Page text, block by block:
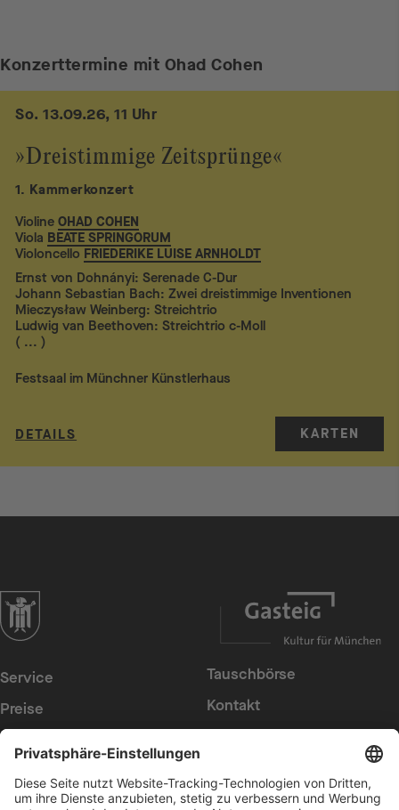
Konzerttermine mit Ohad Cohen
»Dreistimmige Zeitsprünge«
1. Kammerkonzert
So. 13.09.26, 11 Uhr
Violine OHAD COHEN
Viola BEATE SPRINGORUM
Violoncello FRIEDERIKE LUISE ARNHOLDT
Ernst von Dohnányi: Serenade C-Dur
Johann Sebastian Bach: Zwei dreistimmige Inventionen
Mieczysław Weinberg: Streichtrio
Ludwig van Beethoven: Streichtrio c-Moll
( ... )
Festsaal im Münchner Künstlerhaus
DETAILS KARTEN
zur Website der Landeshauptstadt München
Service
Preise
Konzerte
Tauschbörse
Kontakt